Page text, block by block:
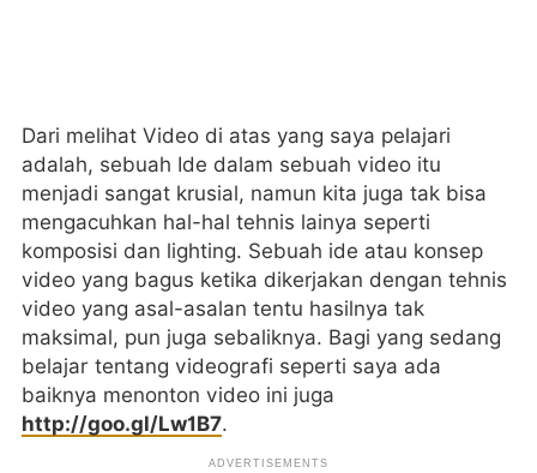
Dari melihat Video di atas yang saya pelajari
adalah, sebuah Ide dalam sebuah video itu
menjadi sangat krusial, namun kita juga tak bisa
mengacuhkan hal-hal tehnis lainya seperti
komposisi dan lighting. Sebuah ide atau konsep
video yang bagus ketika dikerjakan dengan tehnis
video yang asal-asalan tentu hasilnya tak
maksimal, pun juga sebaliknya. Bagi yang sedang
belajar tentang videografi seperti saya ada
baiknya menonton video ini juga
http://goo.gl/Lw1B7.